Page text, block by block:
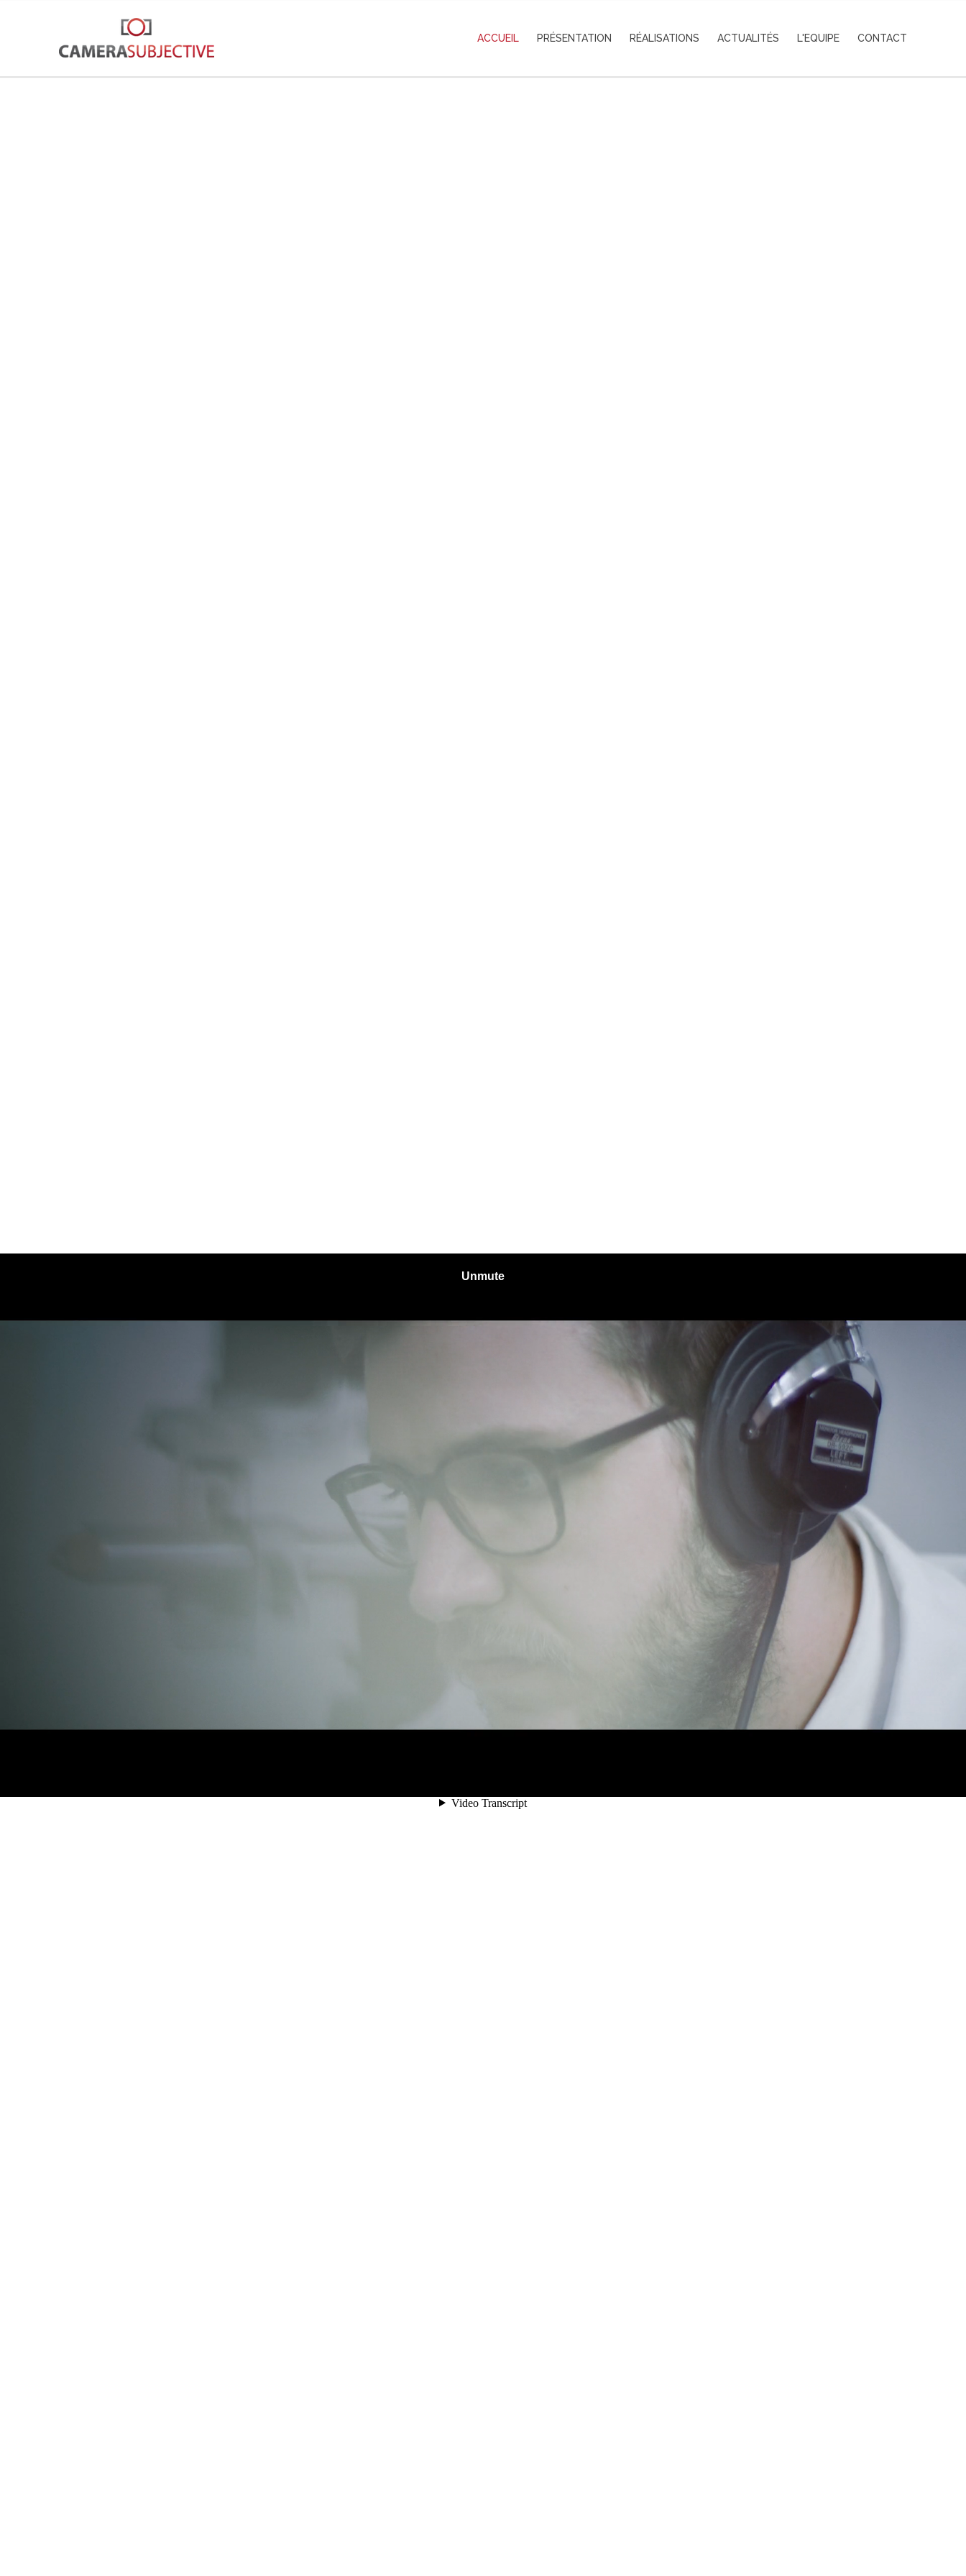
ACCUEIL PRÉSENTATION RÉALISATIONS ACTUALITÉS L'EQUIPE CONTACT